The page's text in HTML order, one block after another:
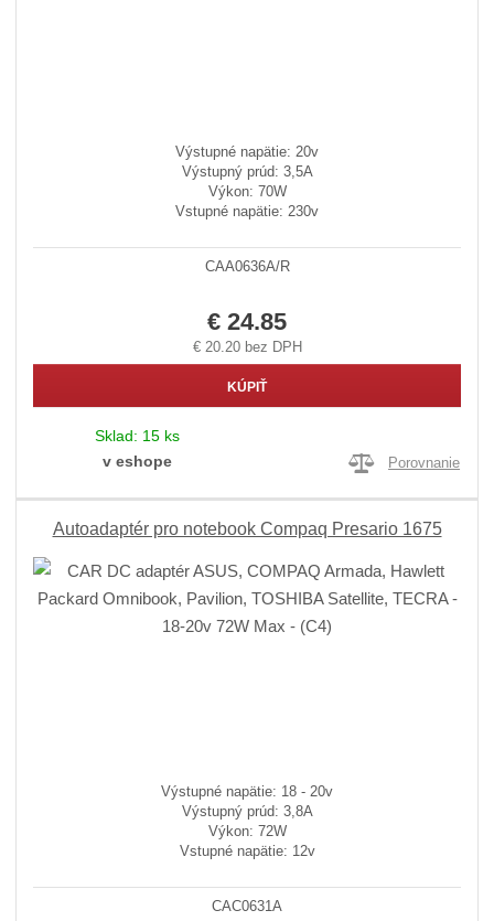
Výstupné napätie: 20v
Výstupný prúd: 3,5A
Výkon: 70W
Vstupné napätie: 230v
CAA0636A/R
€ 24.85
€ 20.20 bez DPH
KÚPIŤ
Sklad: 15 ks
v eshope
Porovnanie
Autoadaptér pro notebook Compaq Presario 1675
Výstupné napätie: 18 - 20v
Výstupný prúd: 3,8A
Výkon: 72W
Vstupné napätie: 12v
CAC0631A